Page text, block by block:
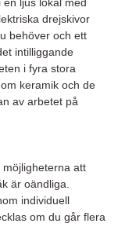
drejskivor
behöver och ett
intilliggande
i fyra stora
keramik och de
av arbetet på
att
är oändliga.
individuell
om du går flera